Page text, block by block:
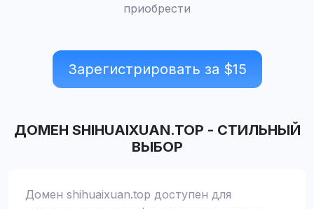
приобрести
Зарегистрировать за $15
ДОМЕН SHIHUAIXUAN.TOP - СТИЛЬНЫЙ
ВЫБОР
Домен shihuaixuan.top доступен для